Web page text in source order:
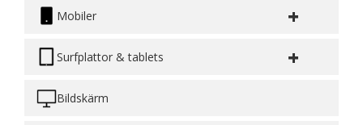
Mobiler +
Surfplattor & tablets +
Bildskärm